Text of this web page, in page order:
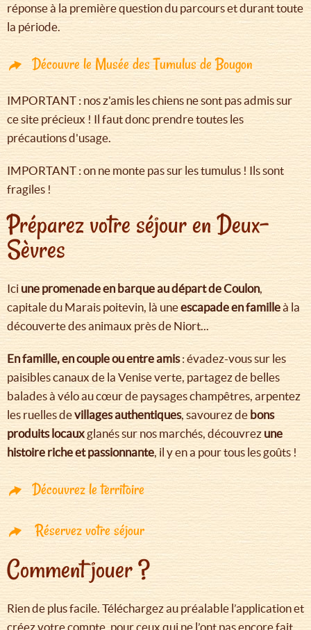
réponse à la première question du parcours et durant toute
la période.
Découvre le Musée des Tumulus de Bougon
IMPORTANT : nos z'amis les chiens ne sont pas admis sur
ce site précieux ! Il faut donc prendre toutes les
précautions d'usage.
IMPORTANT : on ne monte pas sur les tumulus ! Ils sont
fragiles !
Préparez votre séjour en Deux-
Sèvres
Ici une promenade en barque au départ de Coulon,
capitale du Marais poitevin, là uneescapade en familleà la
découverte des animaux près de Niort...
En famille, en couple ou entre amis: évadez-vous sur les
paisibles canaux de la Venise verte, partagez de belles
balades à vélo au cœur de paysages champêtres, arpentez
les ruelles devillages authentiques, savourez de bons
produits locaux glanés sur nos marchés, découvrez une
histoire riche et passionnante , il y en a pour tous les goûts !
Découvrez le territoire
Réservez votre séjour
Comment jouer ?
Rien de plus facile. Téléchargez au préalable l’application et
créez votre compte, pour ceux qui ne l’ont pas encore fait.